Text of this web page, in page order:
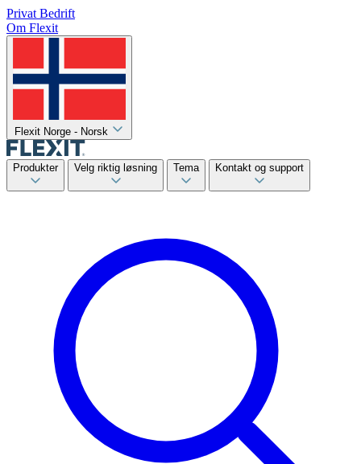
Privat Bedrift
Om Flexit
Flexit Norge - Norsk
Produkter Velg riktig løsning Tema Kontakt og support